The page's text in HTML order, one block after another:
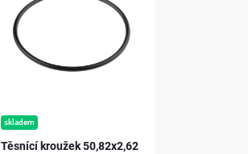
skladem
Těsnící kroužek 50,82x2,62